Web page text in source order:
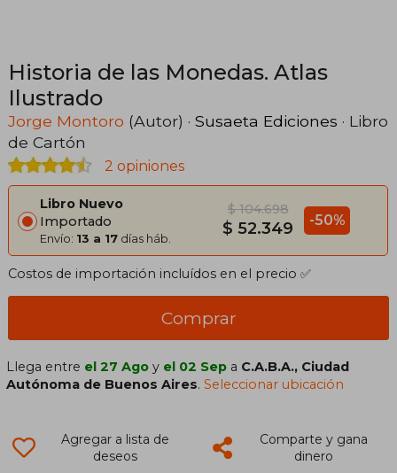
Historia de las Monedas. Atlas
Ilustrado
Jorge Montoro (Autor) · Susaeta Ediciones · Libro
de Cartón
2 opiniones
Libro Nuevo
Importado
Envío: 13 a 17 días háb.
$ 104.698
$ 52.349 -50%
Costos de importación incluídos en el precio ✅
Comprar
Llega entre el 27 Ago y el 02 Sep a C.A.B.A., Ciudad
Autónoma de Buenos Aires.Seleccionar ubicación
Agregar a lista de
deseos
Comparte y gana
dinero